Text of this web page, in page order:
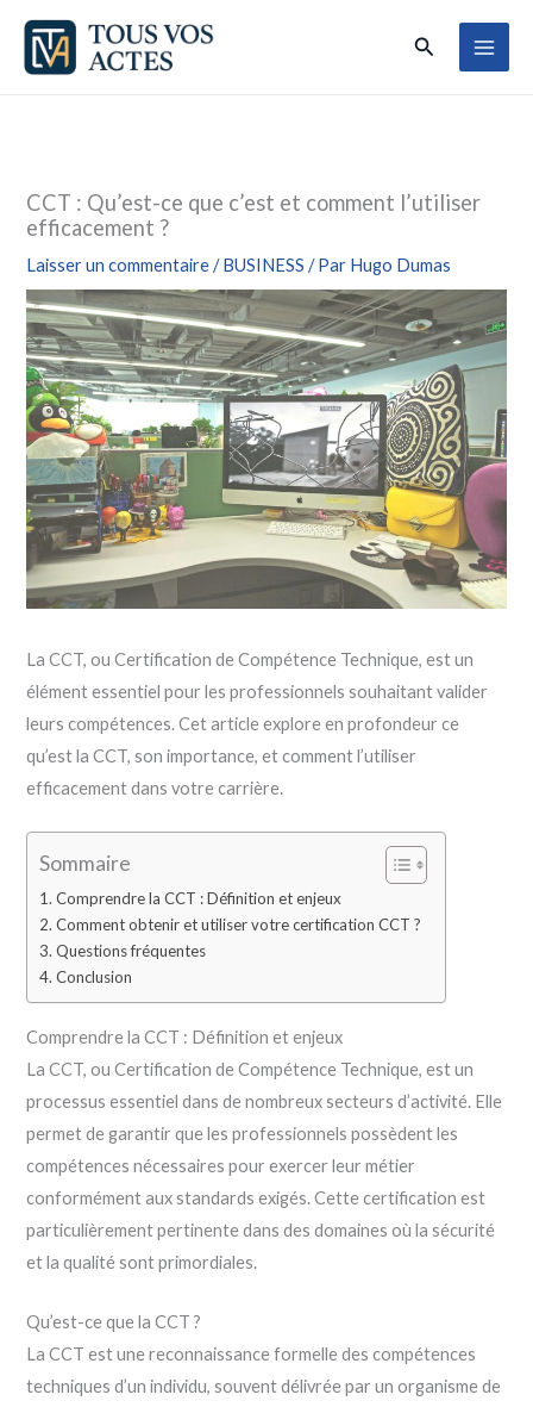
Aller
contenu
Rechercher
CCT : Qu’est-ce que c’est et comment l’utiliser
efficacement ?
Laisser un commentaire /BUSINESS / Par Hugo Dumas
La CCT, ou Certification de Compétence Technique, est un
élément essentiel pour les professionnels souhaitant valider
leurs compétences. Cet article explore en profondeur ce
qu’est la CCT, son importance, et comment l’utiliser
efficacement dans votre carrière.
Sommaire
Comprendre la CCT : Définition et enjeux
Comment obtenir et utiliser votre certification CCT ?
Questions fréquentes
Conclusion
Comprendre la CCT : Définition et enjeux
La CCT, ou Certification de Compétence Technique, est un
processus essentiel dans de nombreux secteurs d’activité. Elle
permet de garantir que les professionnels possèdent les
compétences nécessaires pour exercer leur métier
conformément aux standards exigés. Cette certification est
particulièrement pertinente dans des domaines où la sécurité
et la qualité sont primordiales.
Qu’est-ce que la CCT ?
La CCT est une reconnaissance formelle des compétences
techniques d’un individu, souvent délivrée par un organisme de